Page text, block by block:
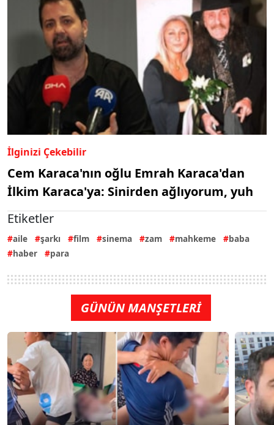
İlginizi Çekebilir
Cem Karaca'nın oğlu Emrah Karaca'dan
İlkim Karaca'ya: Sinirden ağlıyorum, yuh
Etiketler
aile şarkı film sinema zam mahkeme
baba
haber
para
GÜNÜN MANŞETLERİ